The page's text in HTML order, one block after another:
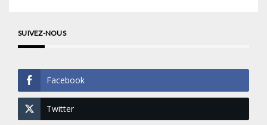
SUIVEZ-NOUS
Facebook
Twitter